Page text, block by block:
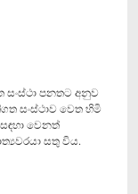
පනතට අනුව
සංස්ථාව වෙත හිමි
වෙනත්
සතු විය.